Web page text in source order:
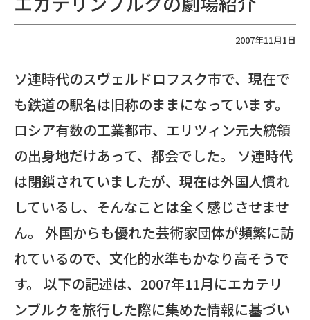
2007年11月1日
ソ連時代のスヴェルドロフスク市で、現在で
も鉄道の駅名は旧称のままになっています。
ロシア有数の工業都市、エリツィン元大統領
の出身地だけあって、都会でした。 ソ連時代
は閉鎖されていましたが、現在は外国人慣れ
しているし、そんなことは全く感じさせませ
ん。 外国からも優れた芸術家団体が頻繁に訪
れているので、文化的水準もかなり高そうで
す。 以下の記述は、2007年11月にエカテリ
ンブルクを旅行した際に集めた情報に基づい